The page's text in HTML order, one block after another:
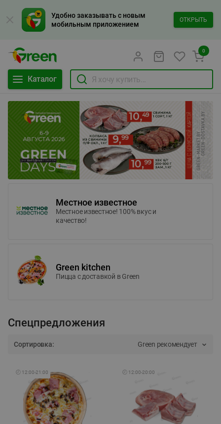
Удобно заказывать с новым
мобильным приложением
ОТКРЫТЬ
Каталог
0
Местное известное
Местное известное! 100% вкус и
качество!
Green kitchen
Пицца c доставкой в Green
Спецпредложения
Сортировка: Green рекомендует
🕘 12:00-21:00 🕘 12:00-20:00